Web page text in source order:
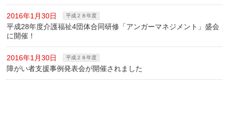
2016年1月30日 平成２８年度
平成28年度介護福祉4団体合同研修「アンガーマネジメント」盛会
に開催！
2016年1月30日 平成２８年度
障がい者支援事例発表会が開催されました